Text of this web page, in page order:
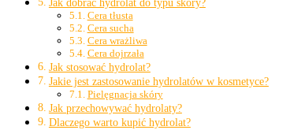
Cera tłusta
Cera sucha
Cera wrażliwa
Cera dojrzała
Jak stosować hydrolat?
Jakie jest zastosowanie hydrolatów w kosmetyce?
Pielęgnacja skóry
Jak przechowywać hydrolaty?
Dlaczego warto kupić hydrolat?